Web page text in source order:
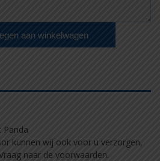
aantal
aan winkelwagen
Panda
kunnen wij ook voor u verzorgen,
naar de voorwaarden.